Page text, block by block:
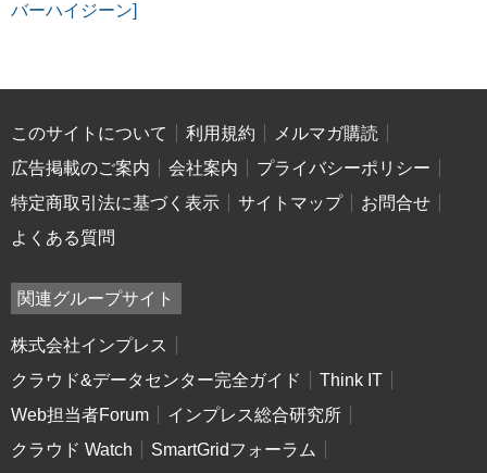
バーハイジーン]
このサイトについて 利用規約
メルマガ購読
広告掲載のご案内
会社案内
プライバシーポリシー
特定商取引法に基づく表示
サイトマップ
お問合せ
よくある質問
関連グループサイト
株式会社インプレス
クラウド&データセンター完全ガイド
Think IT
Web担当者Forum
インプレス総合研究所
クラウド Watch
SmartGridフォーラム